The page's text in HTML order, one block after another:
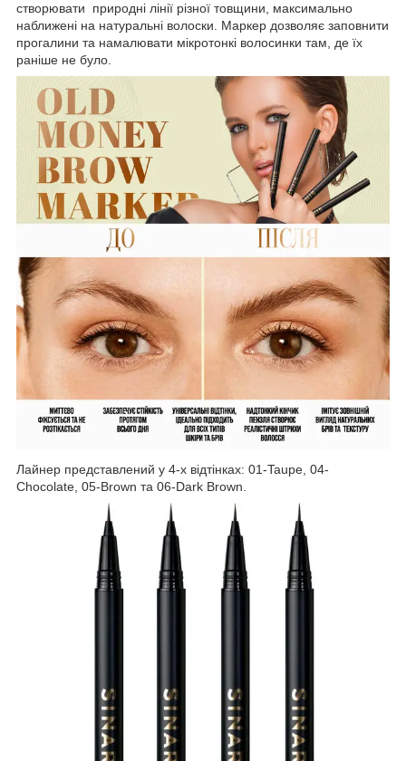
створювати природні лінії різної товщини, максимально
наближені на натуральні волоски. Маркер дозволяє заповнити
прогалини та намалювати мікротонкі волосинки там, де їх
раніше не було.
Лайнер представлений у 4-х відтінках: 01-Taupe, 04-
Chocolate, 05-Brown та 06-Dark Brown.